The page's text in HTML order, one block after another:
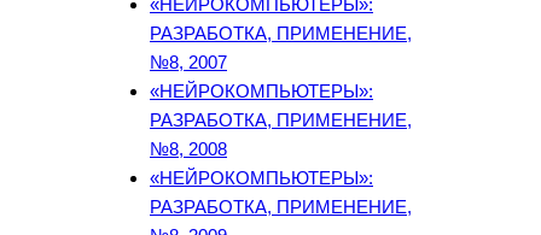
«НЕЙРОКОМПЬЮТЕРЫ»:
РАЗРАБОТКА, ПРИМЕНЕНИЕ,
№8, 2007
«НЕЙРОКОМПЬЮТЕРЫ»:
РАЗРАБОТКА, ПРИМЕНЕНИЕ,
№8, 2008
«НЕЙРОКОМПЬЮТЕРЫ»:
РАЗРАБОТКА, ПРИМЕНЕНИЕ,